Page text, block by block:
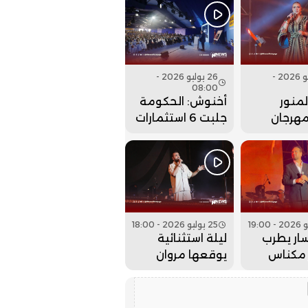
عقارب
الوراء؟
عيساوة.. فيديو
26 يوليو 2026 -
كبير..
26 يوليو 2026 -
08:00
أخنوش: الحكومة
جلبت 6 استثمارات
وادي الذهب
يطرب
مكناس
25 يوليو 2026 - 18:00
ليلة استثنائية
يوقعها مروان